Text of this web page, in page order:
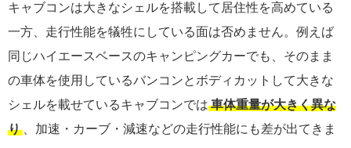
キャブコンは大きなシェルを搭載して居住性を高めている
一方、走行性能を犠牲にしている面は否めません。例えば
同じハイエースベースのキャンピングカーでも、そのまま
の車体を使用しているバンコンとボディカットして大きな
シェルを載せているキャブコンでは 車体重量が大きく異な
り
、加速・カーブ・減速などの走行性能にも差が出てきま